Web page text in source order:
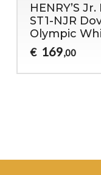
HENRY’S
ST1-NJR
Olympic
€ 169,00